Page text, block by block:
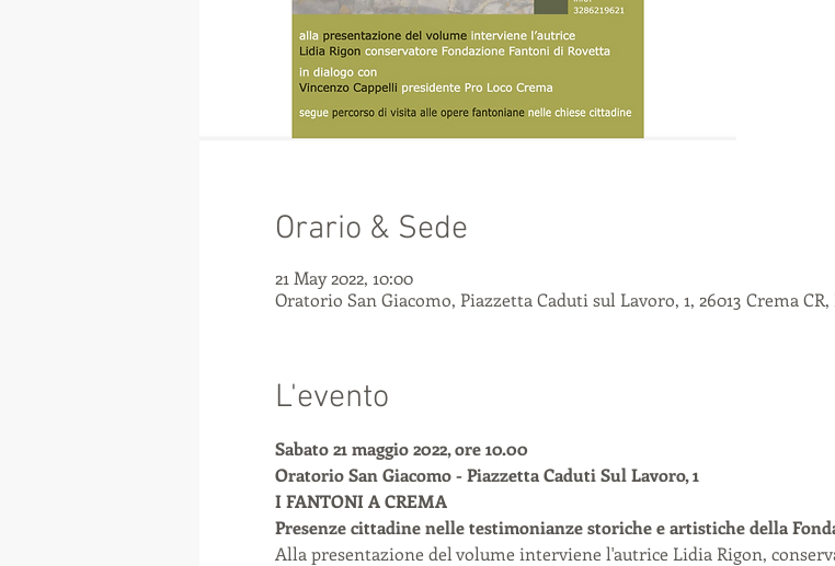
Orario & Sede
21 May 2022, 10:00
Oratorio San Giacomo, Piazzetta Caduti sul Lavoro, 1, 26013 Crema
L'evento
Sabato 21 maggio 2022, ore 10.00
Oratorio San Giacomo - Piazzetta Caduti Sul Lavoro, 1
I FANTONI A CREMA
Presenze cittadine nelle testimonianze storiche e artistiche della
Alla presentazione del volume interviene l'autrice Lidia Rigon,